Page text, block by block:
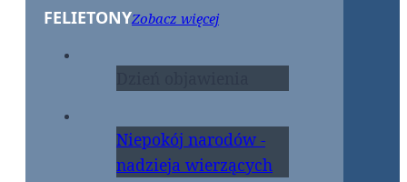
FELIETONYZobacz więcej
Niepokój narodów -
nadzieja wierzących